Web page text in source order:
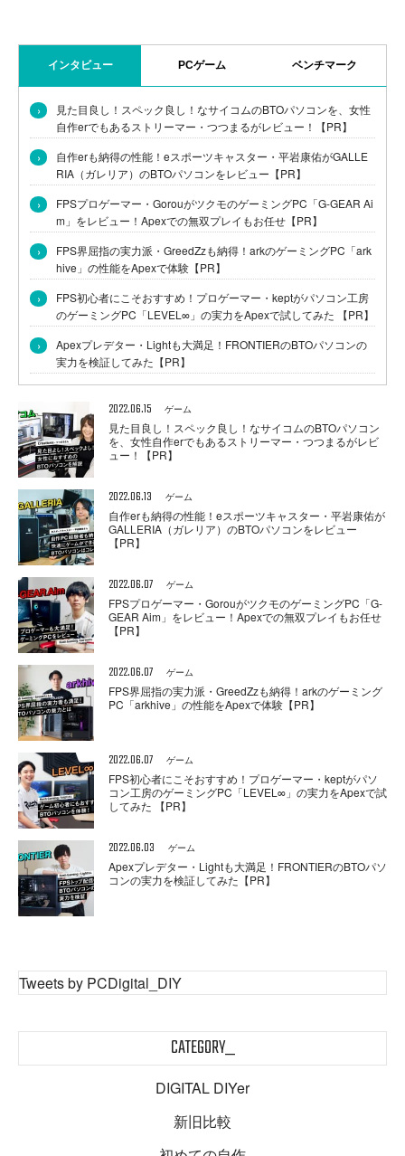
インタビュー PCゲーム ベンチマーク
›
見た目良し！スペック良し！なサイコムのBTOパソコンを、女性
自作erでもあるストリーマー・つつまるがレビュー！【PR】
›
自作erも納得の性能！eスポーツキャスター・平岩康佑がGALLE
RIA（ガレリア）のBTOパソコンをレビュー【PR】
›
FPSプロゲーマー・GorouがツクモのゲーミングPC「G-GEAR Ai
m」をレビュー！Apexでの無双プレイもお任せ【PR】
›
FPS界屈指の実力派・GreedZzも納得！arkのゲーミングPC「ark
hive」の性能をApexで体験【PR】
›
FPS初心者にこそおすすめ！プロゲーマー・keptがパソコン工房
のゲーミングPC「LEVEL∞」の実力をApexで試してみた 【PR】
›
Apexプレデター・Lightも大満足！FRONTIERのBTOパソコンの
実力を検証してみた【PR】
2022.06.15 ゲーム
見た目良し！スペック良し！なサイコムのBTOパソコン
を、女性自作erでもあるストリーマー・つつまるがレビ
ュー！【PR】
2022.06.13 ゲーム
自作erも納得の性能！eスポーツキャスター・平岩康佑が
GALLERIA（ガレリア）のBTOパソコンをレビュー
【PR】
2022.06.07 ゲーム
FPSプロゲーマー・GorouがツクモのゲーミングPC「G-
GEAR Aim」をレビュー！Apexでの無双プレイもお任せ
【PR】
2022.06.07 ゲーム
FPS界屈指の実力派・GreedZzも納得！arkのゲーミング
PC「arkhive」の性能をApexで体験【PR】
2022.06.07 ゲーム
FPS初心者にこそおすすめ！プロゲーマー・keptがパソ
コン工房のゲーミングPC「LEVEL∞」の実力をApexで試
してみた 【PR】
2022.06.03 ゲーム
Apexプレデター・Lightも大満足！FRONTIERのBTOパソ
コンの実力を検証してみた【PR】
Tweets by PCDigital_DIY
CATEGORY_
DIGITAL DIYer
新旧比較